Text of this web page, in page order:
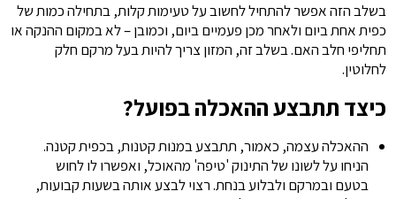
בשלב הזה אפשר להתחיל לחשוב על טעימות קלות, בתחילה כמות של
כפית אחת ביום ולאחר מכן פעמיים ביום, וכמובן – לא במקום ההנקה או
תחליפי חלב האם. בשלב זה, המזון צריך להיות בעל מרקם חלק
לחלוטין.
כיצד תתבצע ההאכלה בפועל?
ההאכלה עצמה, כאמור, תתבצע במנות קטנות, בכפית קטנה.
הניחו על לשונו של התינוק 'טיפה' מהאוכל, ואפשרו לו לחוש
בטעם ובמרקם ולבלוע בנחת. רצוי לבצע אותה בשעות קבועות,